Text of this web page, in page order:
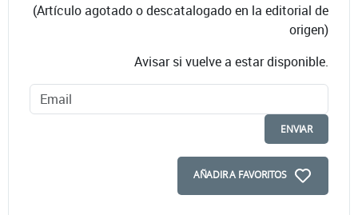
(Artículo agotado o descatalogado en la editorial de
origen)
Avisar si vuelve a estar disponible.
ENVIAR
AÑADIR A FAVORITOS